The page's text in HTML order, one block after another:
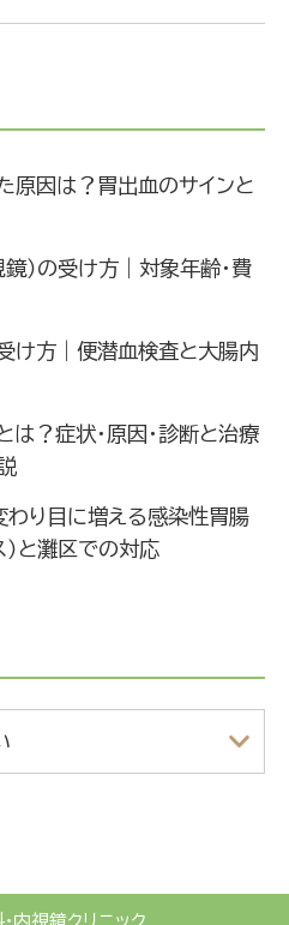
原因は？胃出血のサインと
）の受け方｜対象年齢・費
け方｜便潜血検査と大腸内
は？症状・原因・診断と治療
わり目に増える感染性胃腸
）と灘区での対応
内視鏡クリニック